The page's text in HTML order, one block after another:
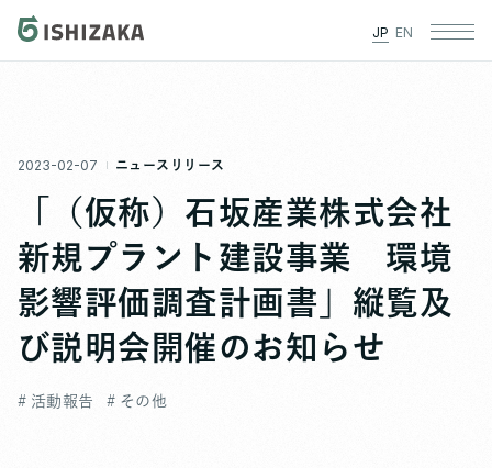
JP EN
2023-02-07 ニュースリリース
「（仮称）石坂産業株式会社
新規プラント建設事業 環境
影響評価調査計画書」縦覧及
び説明会開催のお知らせ
# 活動報告 # その他